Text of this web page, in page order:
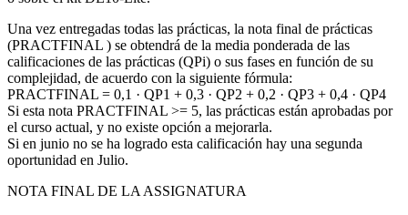
Una vez entregadas todas las prácticas, la nota final de prácticas
(PRACTFINAL ) se obtendrá de la media ponderada de las
calificaciones de las prácticas (QPi) o sus fases en función de su
complejidad, de acuerdo con la siguiente fórmula:
PRACTFINAL = 0,1 · QP1 + 0,3 · QP2 + 0,2 · QP3 + 0,4 · QP4
Si esta nota PRACTFINAL >= 5, las prácticas están aprobadas por
el curso actual, y no existe opción a mejorarla.
Si en junio no se ha logrado esta calificación hay una segunda
oportunidad en Julio.
NOTA FINAL DE LA ASSIGNATURA